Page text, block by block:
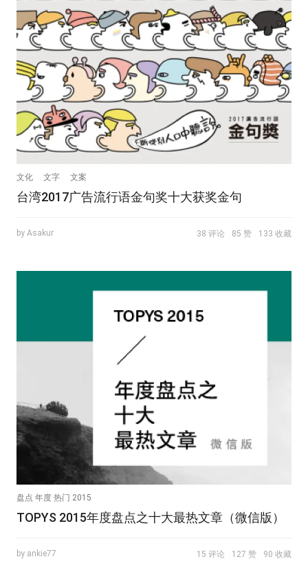
文化 文字 文案
台湾2017广告流行语金句奖十大获奖金句
by Asakur 38 评论 85 赞 133 收藏
盘点 年度 热门 2015
TOPYS 2015年度盘点之十大最热文章（微信版）
by ankie77 15 评论 127 赞 90 收藏